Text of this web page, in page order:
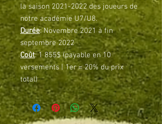
la saison 2021-2022 des joueurs de
notre académie U7/U8.
Durée: Novembre 2021 à fin
septembre 2022
Coût: 1 855$ (payable en 10
versements | 1er = 20% du prix
total)